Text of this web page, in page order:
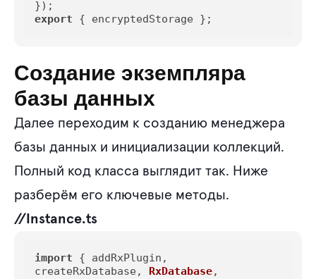
export { encryptedStorage };
Создание экземпляра
базы данных
Далее переходим к созданию менеджера
базы данных и инициализации коллекций.
Полный код класса выглядит так. Ниже
разберём его ключевые методы.
//Instance.ts
import { addRxPlugin,
createRxDatabase, RxDatabase